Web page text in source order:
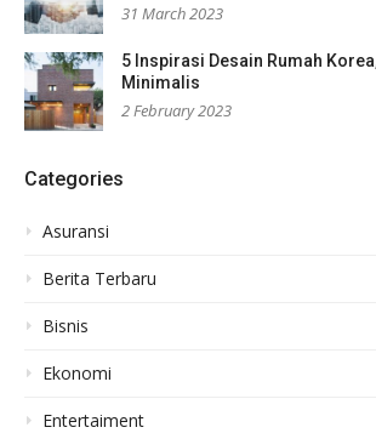
31 March 2023
5 Inspirasi Desain Rumah
Minimalis
2 February 2023
Categories
Asuransi
Berita Terbaru
Bisnis
Ekonomi
Entertaiment